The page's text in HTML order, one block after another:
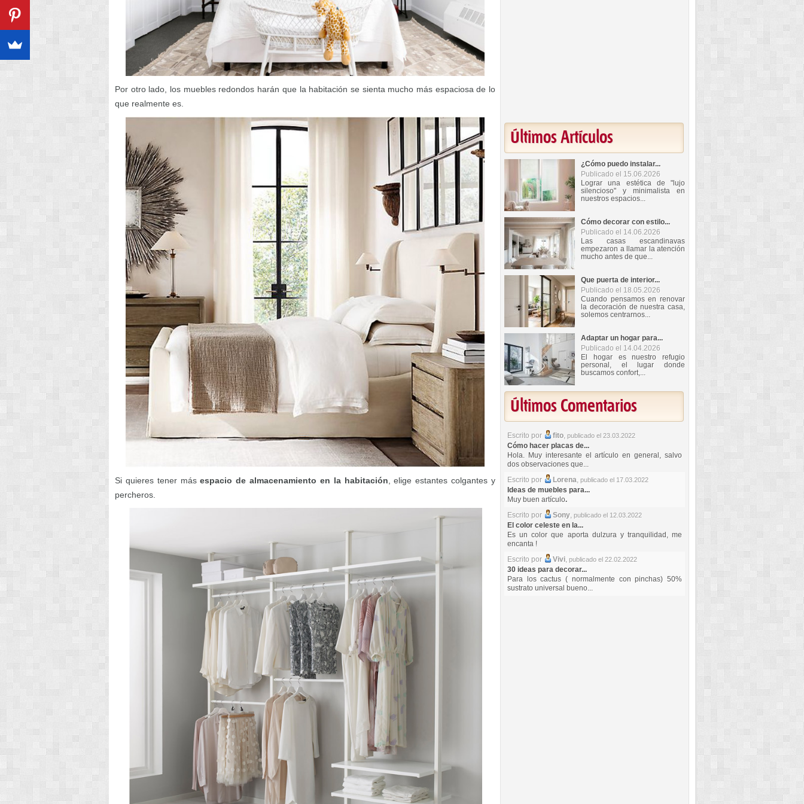
Por otro lado, los muebles redondos harán que la habitación se sienta mucho más espaciosa de lo
que realmente es.
Si quieres tener másespacio de almacenamiento en la habitación , elige estantes colgantes y
percheros.
Últimos Artículos
¿Cómo puedo instalar...
Publicado el 15.06.2026
Lograr una estética de "lujo
silencioso" y minimalista en
nuestros espacios...
Cómo decorar con estilo...
Publicado el 14.06.2026
Las casas escandinavas
empezaron a llamar la atención
mucho antes de que...
Que puerta de interior...
Publicado el 18.05.2026
Cuando pensamos en renovar
la decoración de nuestra casa,
solemos centrarnos...
Adaptar un hogar para...
Publicado el 14.04.2026
El hogar es nuestro refugio
personal, el lugar donde
buscamos confort,...
Últimos Comentarios
Escrito por fito, publicado el 23.03.2022
Cómo hacer placas de...
Hola. Muy interesante el artículo en general, salvo
dos observaciones que...
Escrito por
Lorena, publicado el 17.03.2022
Ideas de muebles para...
Muy buen artículo.
Escrito por
Sony, publicado el 12.03.2022
El color celeste en la...
Es un color que aporta dulzura y tranquilidad, me
encanta !
Escrito por
Vivi, publicado el 22.02.2022
30 ideas para decorar...
Para los cactus ( normalmente con pinchas) 50%
sustrato universal bueno...